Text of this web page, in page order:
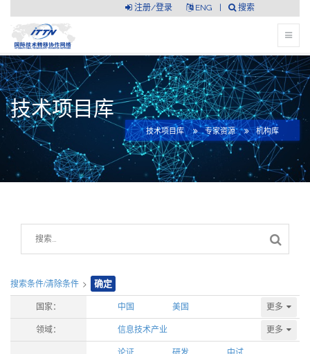
搜索
ENG
注册/登录
技术项目库
技术项目库 专家资源 机构库
搜索条件/清除条件 > 确定
国家： 中国 美国 更多
领域： 信息技术产业 更多